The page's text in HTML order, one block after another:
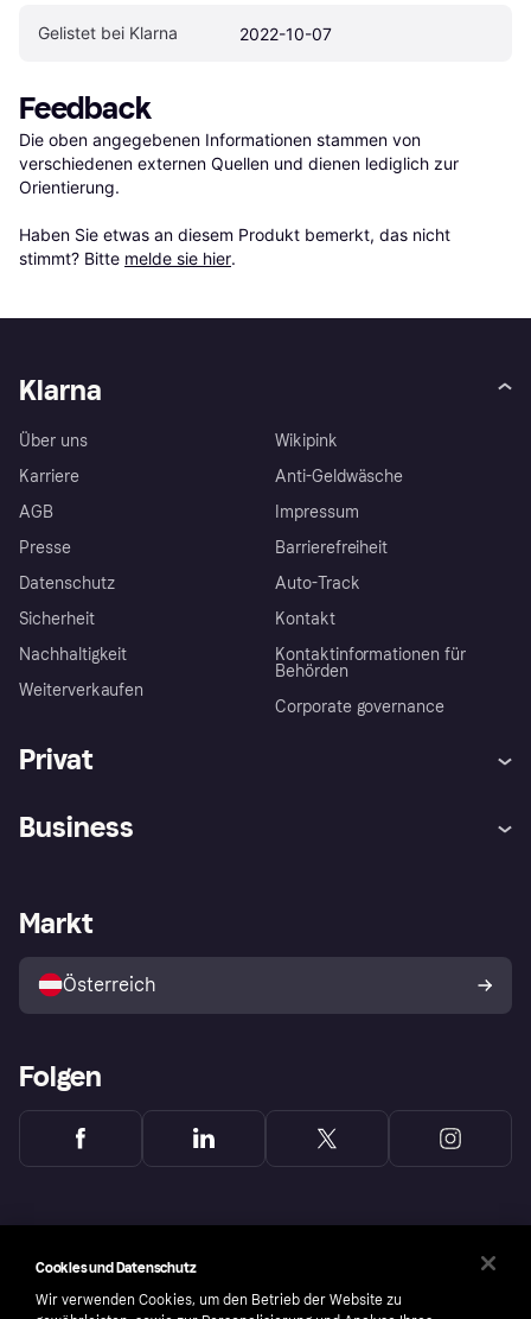
Gelistet bei Klarna 2022-10-07
Feedback
Die oben angegebenen Informationen stammen von
verschiedenen externen Quellen und dienen lediglich zur
Orientierung.
Haben Sie etwas an diesem Produkt bemerkt, das nicht
stimmt? Bitte melde sie hier.
Klarna
Über uns
Karriere
AGB
Presse
Datenschutz
Sicherheit
Nachhaltigkeit
Weiterverkaufen
Wikipink
Anti-Geldwäsche
Impressum
Barrierefreiheit
Auto-Track
Kontakt
Kontaktinformationen für
Behörden
Corporate governance
Privat
Shops entdecken
Business
Händlerportal
Markt
Österreich
Folgen
Cookies und Datenschutz
Wir verwenden Cookies, um den Betrieb der Website zu